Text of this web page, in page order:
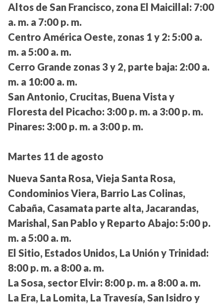
Altos de San Francisco, zona El Maicillal: 7:00
a. m. a 7:00 p. m.
Centro América Oeste, zonas 1 y 2: 5:00 a.
m. a 5:00 a. m.
Cerro Grande zonas 3 y 2, parte baja: 2:00 a.
m. a 10:00 a. m.
San Antonio, Crucitas, Buena Vista y
Floresta del Picacho: 3:00 p. m. a 3:00 p. m.
Pinares: 3:00 p. m. a 3:00 p. m.
Martes 11 de agosto
Nueva Santa Rosa, Vieja Santa Rosa,
Condominios Viera, Barrio Las Colinas,
Cabaña, Casamata parte alta, Jacarandas,
Marishal, San Pablo y Reparto Abajo: 5:00 p.
m. a 5:00 a. m.
El Sitio, Estados Unidos, La Unión y Trinidad:
8:00 p. m. a 8:00 a. m.
La Sosa, sector Elvir: 8:00 p. m. a 8:00 a. m.
La Era, La Lomita, La Travesía, San Isidro y